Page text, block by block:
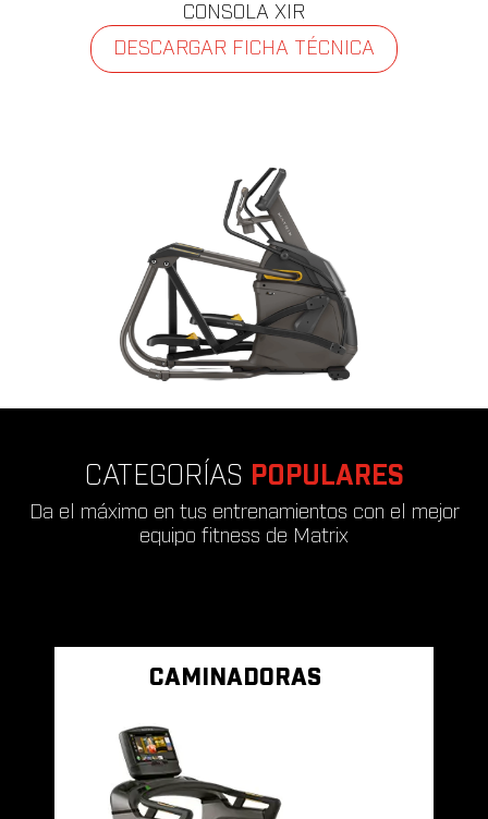
CONSOLA XIR
DESCARGAR FICHA TÉCNICA
CATEGORÍAS POPULARES
Da el máximo en tus entrenamientos con el mejor
equipo fitness de Matrix
CAMINADORAS